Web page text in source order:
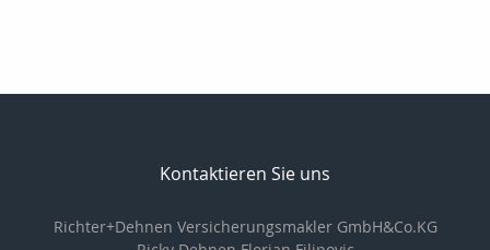
Kontaktieren Sie uns
Richter+Dehnen Versicherungsmakler GmbH&Co.KG